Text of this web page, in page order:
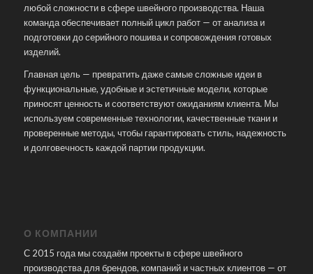
любой сложности в сфере швейного производства. Наша
команда обеспечивает полный цикл работ — от анализа и
подготовки до серийного пошива и сопровождения готовых
изделий.
Главная цель — превратить даже самые сложные идеи в
функциональные, удобные и эстетичные модели, которые
приносят ценность и соответствуют ожиданиям клиента. Мы
используем современные технологии, качественные ткани и
проверенные методы, чтобы гарантировать стиль, надежность
и долговечность каждой партии продукции.
О КОМПАНИИ
С 2015 года мы создаём проекты в сфере швейного
производства для брендов, компаний и частных клиентов — от